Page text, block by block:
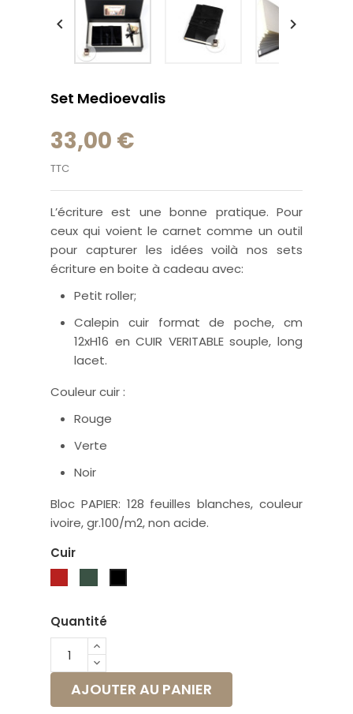
 
Set Medioevalis
33,00 €
TTC
L’écriture est une bonne pratique. Pour
ceux qui voient le carnet comme un outil
pour capturer les idées voilà nos sets
écriture en boite à cadeau avec:
Petit roller;
Calepin cuir format de poche, cm
12xH16 en CUIR VERITABLE souple, long
lacet.
Couleur cuir :
Rouge
Verte
Noir
Bloc PAPIER: 128 feuilles blanches, couleur
ivoire, gr.100/m2, non acide.
Cuir
Quantité
AJOUTER AU PANIER